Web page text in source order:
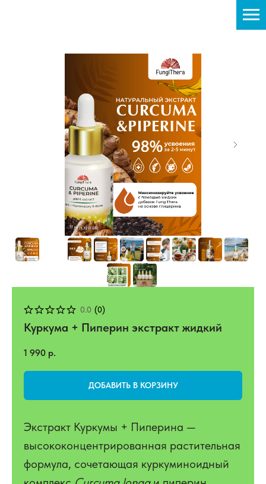
0.0 (0)
Куркума + Пиперин экстракт жидкий
1 990 р.
ДОБАВИТЬ В КОРЗИНУ
Экстракт Куркумы + Пиперина —
высококонцентрированная растительная
формула, сочетающая куркуминоидный